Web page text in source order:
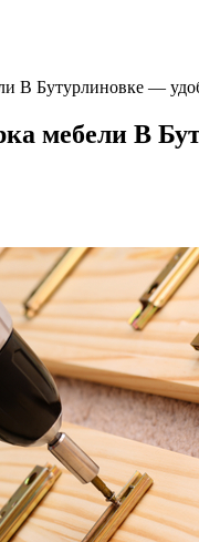
В Бутурлиновке —
мебели В